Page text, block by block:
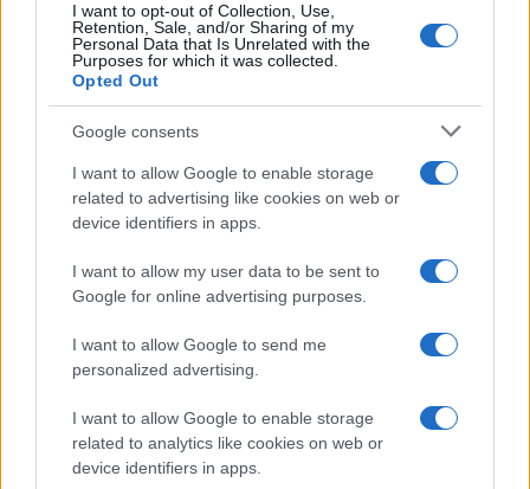
I want to opt-out of Collection, Use,
Retention, Sale, and/or Sharing of my
Personal Data that Is Unrelated with the
Purposes for which it was collected.
Opted Out
Google consents
I want to allow Google to enable storage
related to advertising like cookies on web or
device identifiers in apps.
I want to allow my user data to be sent to
Google for online advertising purposes.
I want to allow Google to send me
personalized advertising.
I want to allow Google to enable storage
related to analytics like cookies on web or
device identifiers in apps.
Continua a leggere
LIFESTYLE